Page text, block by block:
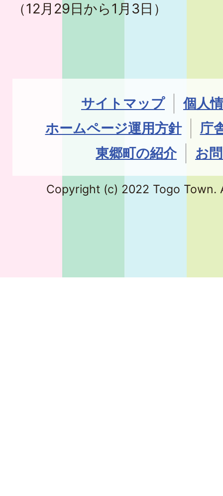
（12月29日から1月3日）
サイトマップ
個人
ホームページ運用方針
庁
東郷町の紹介
お
Copyright (c) 2022 Togo Town.